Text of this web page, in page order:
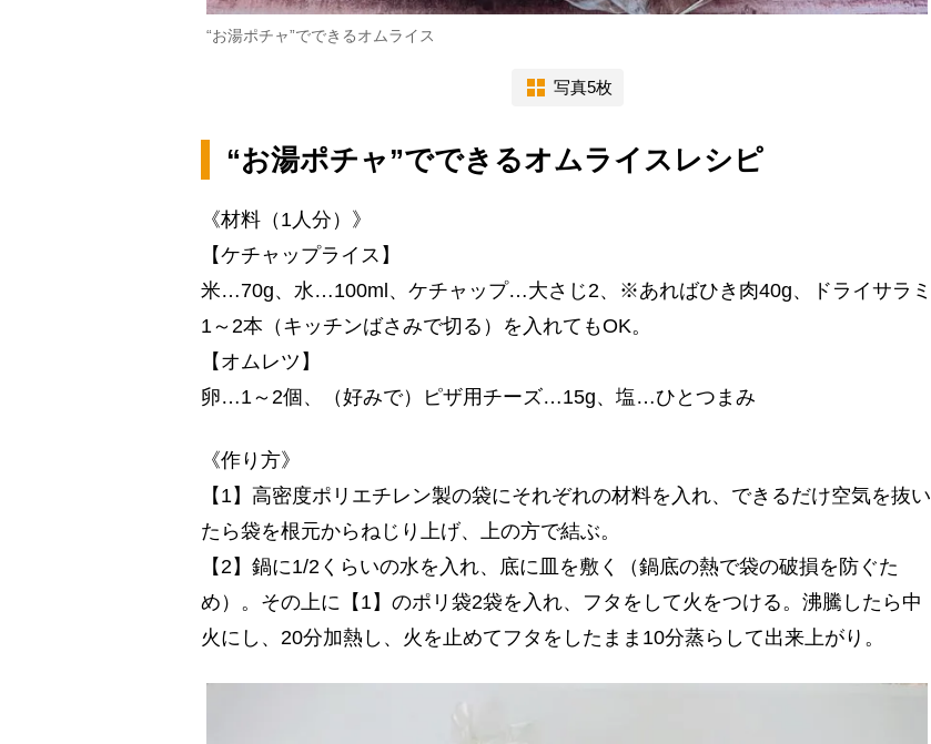
“お湯ポチャ”でできるオムライス
写真5枚
“お湯ポチャ”でできるオムライスレシピ
《材料（1人分）》
【ケチャップライス】
米…70g、水…100ml、ケチャップ…大さじ2、※あればひき肉40g、ドライサラミ
1～2本（キッチンばさみで切る）を入れてもOK。
【オムレツ】
卵…1～2個、（好みで）ピザ用チーズ…15g、塩…ひとつまみ
《作り方》
【1】高密度ポリエチレン製の袋にそれぞれの材料を入れ、できるだけ空気を抜い
たら袋を根元からねじり上げ、上の方で結ぶ。
【2】鍋に1/2くらいの水を入れ、底に皿を敷く（鍋底の熱で袋の破損を防ぐた
め）。その上に【1】のポリ袋2袋を入れ、フタをして火をつける。沸騰したら中
火にし、20分加熱し、火を止めてフタをしたまま10分蒸らして出来上がり。